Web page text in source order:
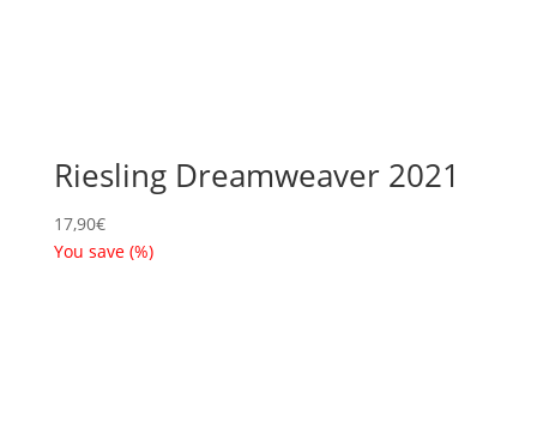
Riesling Dreamweaver 2021
17,90€
You save (%)